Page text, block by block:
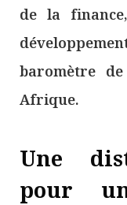
de la
baromètre
Afrique.
Une
pour